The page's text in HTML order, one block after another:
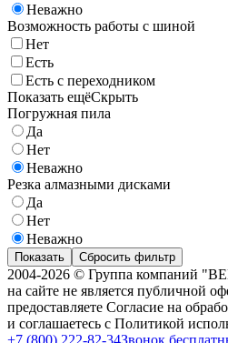
Неважно
Возможность работы с шиной
Нет
Есть
Есть с переходником
Показать ещёСкрыть
Погружная пила
Да
Нет
Неважно
Резка алмазными дисками
Да
Нет
Неважно
Показать Сбросить фильтр
2004-2026 © Группа компаний
на сайте не является публичной
предоставляете Согласие на
и соглашаетесь с Политикой
+7 (800) 222-82-34Звонок